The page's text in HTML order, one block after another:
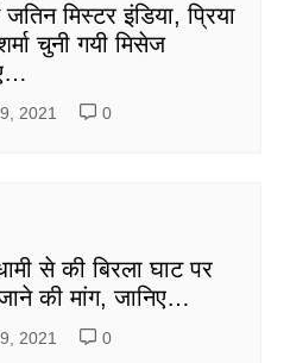
जतिन मिस्टर इंडिया, प्रिया
चुनी गयी मिसेज
2021 0
से की बिरला घाट पर
की मांग, जानिए…
2021 0